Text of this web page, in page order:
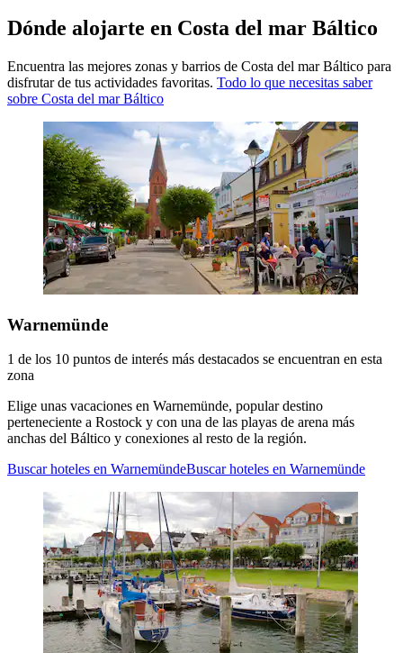
Dónde alojarte en Costa del mar Báltico
Encuentra las mejores zonas y barrios de Costa del mar Báltico para
disfrutar de tus actividades favoritas. Todo lo que necesitas saber
sobre Costa del mar Báltico
Warnemünde
1 de los 10 puntos de interés más destacados se encuentran en esta
zona
Elige unas vacaciones en Warnemünde, popular destino
perteneciente a Rostock y con una de las playas de arena más
anchas del Báltico y conexiones al resto de la región.
Buscar hoteles en WarnemündeBuscar hoteles en Warnemünde